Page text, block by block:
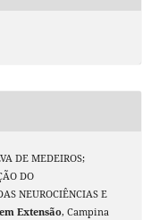
DE MEDEIROS;
DO
NEUROCIÊNCIAS E
Extensão, Campina